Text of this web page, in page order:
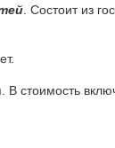
. Состоит из
В стоимость